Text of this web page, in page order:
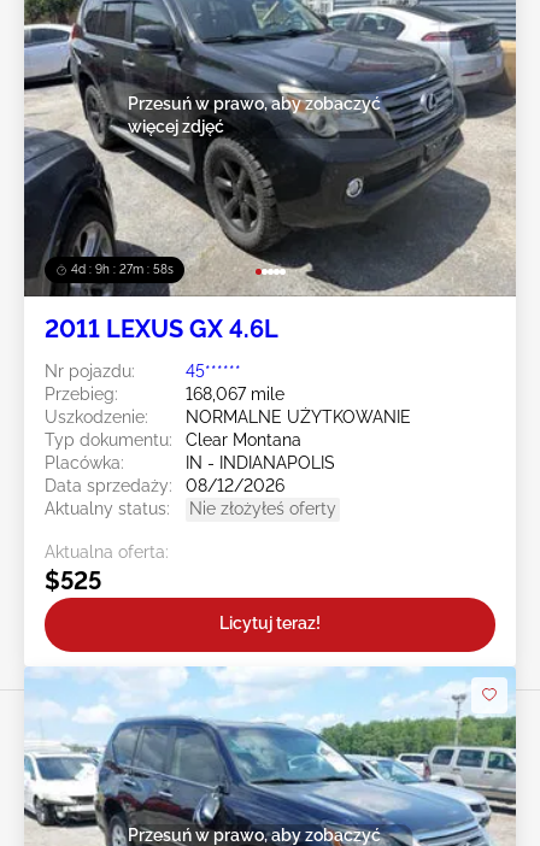
4d : 9h : 27m : 55s
Przesuń w prawo, aby zobaczyć
więcej zdjęć
2011 LEXUS GX 4.6L
Nr pojazdu:
45******
Przebieg:
168,067 mile
Uszkodzenie:
NORMALNE UŻYTKOWANIE
Typ dokumentu:
Clear Montana
Placówka:
IN - INDIANAPOLIS
Data sprzedaży:
08/12/2026
Aktualny status:
Nie złożyłeś oferty
Aktualna oferta:
$525
Licytuj teraz!
Przesuń w prawo, aby zobaczyć